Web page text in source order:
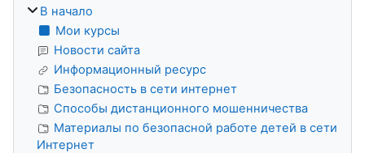
В начало
Мои курсы
Новости сайта
Информационный ресурс
Безопасность в сети интернет
Способы дистанционного мошенничества
Материалы по безопасной работе детей в сети
Интернет